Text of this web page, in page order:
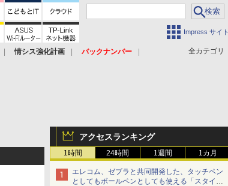
Impress サイト
全カテゴリ
情シス強化計画
バックナンバー
アクセスランキング
1時間 24時間 1週間 1カ月
エレコム、ゼブラと共同開発した、タッチペン
としてもボールペンとしても使える「スタイラ